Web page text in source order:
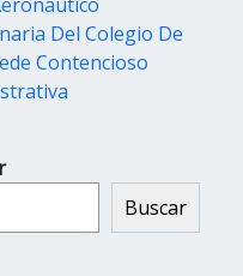
Del Colegio De
Contencioso
Buscar